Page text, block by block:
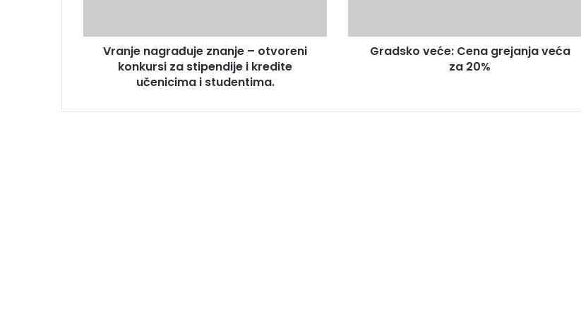
Vranje nagrađuje znanje – otvoreni
konkursi za stipendije i kredite
učenicima i studentima.
Gradsko veće: Cena grejanja veća
za 20%